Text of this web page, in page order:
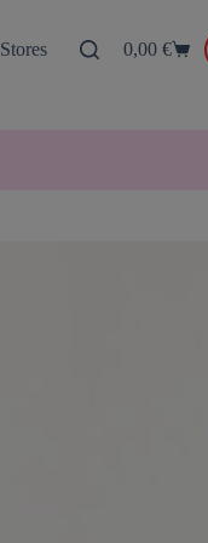
Stores Warenkorb
0,00 €